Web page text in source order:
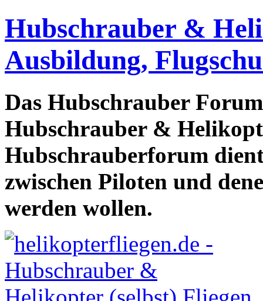
Hubschrauber &
Ausbildung,
Das Hubschrauber
Hubschrauber &
Hubschrauberforum
zwischen Piloten und
werden wollen.